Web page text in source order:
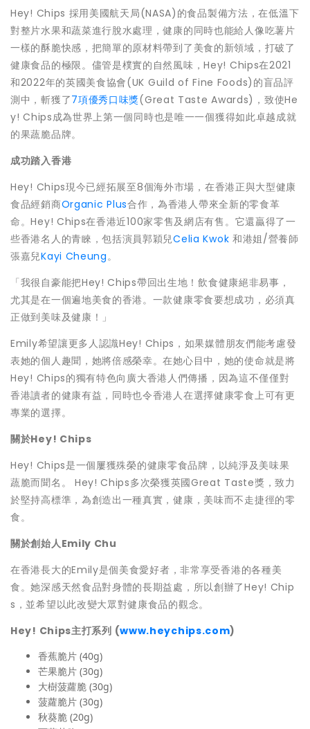
Hey! Chips 採用美國航天局(NASA)的食品製備方法，在低溫下
對整片水果和蔬菜進行脫水處理，健康的同時也能給人像吃薯片
一樣的酥脆快感，把簡單的原材料帶到了美食的新領域，打破了
健康食品的極限。儘管是樸實的自然風味，Hey! Chips在2021
和2022年的英國美食協會(UK Guild of Fine Foods)的盲品評
測中，斬獲了7項優秀口味獎(Great Taste Awards)，致使He
y! Chips成為世界上第一個同時也是唯一一個獲得如此卓越成就
的果蔬脆品牌。
成功踏入香港
Hey! Chips現今已經拓展至8個海外市場，在香港正與大型健康
食品經銷商Organic Plus合作，為香港人帶來全新的零食革
命。Hey! Chips在香港近100家零售及網店有售。它還贏得了一
些香港名人的青睞，包括演員郭穎兒Celia Kwok 和港姐/營養師
張嘉兒Kayi Cheung。
「我很自豪能把Hey! Chips帶回出生地！飲食健康絕非易事，
尤其是在一個遍地美食的香港。一款健康零食要想成功，必須真
正做到美味及健康！」
Emily希望讓更多人認識Hey! Chips，如果媒體朋友們能考慮發
表她的個人趣聞，她將倍感榮幸。在她心目中，她的使命就是將
Hey! Chips的獨有特色向廣大香港人們傳播，因為這不僅僅對
香港讀者的健康有益，同時也令香港人在選擇健康零食上可有更
專業的選擇。
關於Hey! Chips
Hey! Chips是一個屢獲殊榮的健康零食品牌，以純淨及美味果
蔬脆而聞名。 Hey! Chips多次榮獲英國Great Taste獎，致力
於堅持高標準，為創造出一種真實，健康，美味而不走捷徑的零
食。
關於創始人Emily Chu
在香港長大的Emily是個美食愛好者，非常享受香港的各種美
食。她深感天然食品對身體的長期益處，所以創辦了Hey! Chip
s，並希望以此改變大眾對健康食品的觀念。
Hey! Chips主打系列 (www.heychips.com)
香蕉脆片 (40g)
芒果脆片 (30g)
大樹菠蘿脆 (30g)
菠蘿脆片 (30g)
秋葵脆 (20g)